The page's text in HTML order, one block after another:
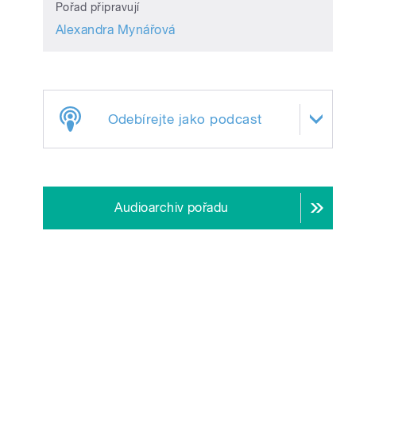
Pořad připravují
Alexandra Mynářová
Odebírejte jako podcast
Audioarchiv pořadu